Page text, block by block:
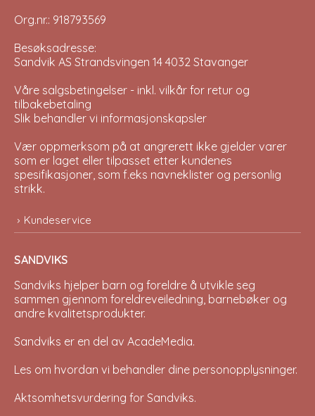
Org.nr.: 918793569
Besøksadresse:
Sandvik AS Strandsvingen 14 4032 Stavanger
Våre salgsbetingelser - inkl. vilkår for retur og
tilbakebetaling
Slik behandler vi informasjonskapsler
Vær oppmerksom på at angrerett ikke gjelder varer
som er laget eller tilpasset etter kundenes
spesifikasjoner, som f.eks navneklister og personlig
strikk.
Kundeservice
SANDVIKS
Sandviks hjelper barn og foreldre å utvikle seg
sammen gjennom foreldreveiledning, barnebøker og
andre kvalitetsprodukter.
Sandviks er en del av AcadeMedia.
Les om hvordan vi behandler dine personopplysninger.
Aktsomhetsvurdering for Sandviks.